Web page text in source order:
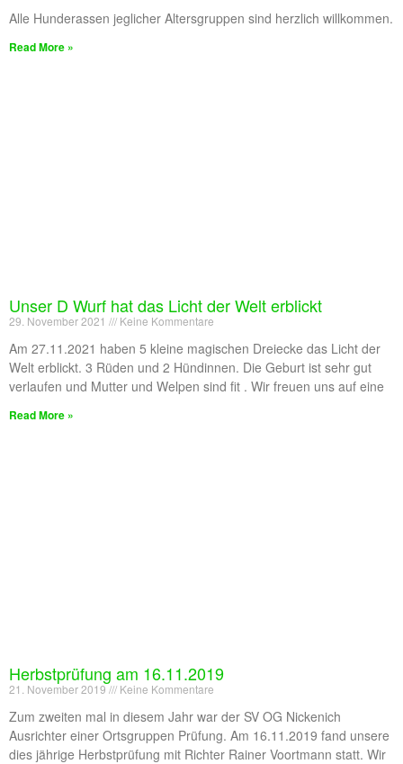
Alle Hunderassen jeglicher Altersgruppen sind herzlich willkommen.
Read More »
Unser D Wurf hat das Licht der Welt erblickt
29. November 2021 Keine Kommentare
Am 27.11.2021 haben 5 kleine magischen Dreiecke das Licht der
Welt erblickt. 3 Rüden und 2 Hündinnen. Die Geburt ist sehr gut
verlaufen und Mutter und Welpen sind fit . Wir freuen uns auf eine
Read More »
Herbstprüfung am 16.11.2019
21. November 2019 Keine Kommentare
Zum zweiten mal in diesem Jahr war der SV OG Nickenich
Ausrichter einer Ortsgruppen Prüfung. Am 16.11.2019 fand unsere
dies jährige Herbstprüfung mit Richter Rainer Voortmann statt. Wir